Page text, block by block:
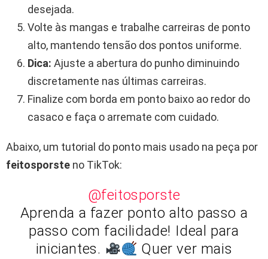
desejada.
Volte às mangas e trabalhe carreiras de ponto
alto, mantendo tensão dos pontos uniforme.
Dica: Ajuste a abertura do punho diminuindo
discretamente nas últimas carreiras.
Finalize com borda em ponto baixo ao redor do
casaco e faça o arremate com cuidado.
Abaixo, um tutorial do ponto mais usado na peça por
feitosporste no TikTok:
@feitosporste
Aprenda a fazer ponto alto passo a
passo com facilidade! Ideal para
iniciantes.
Quer ver mais